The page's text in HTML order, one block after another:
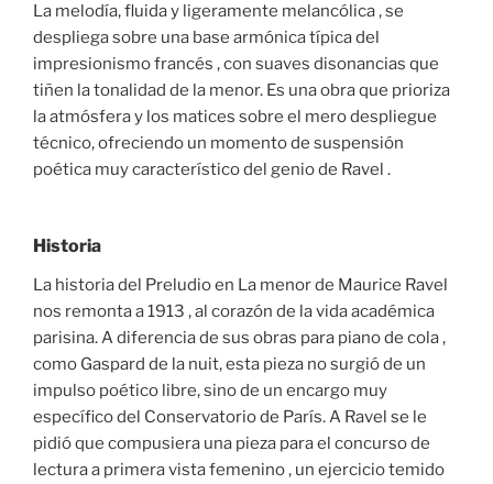
La melodía, fluida y ligeramente melancólica , se
despliega sobre una base armónica típica del
impresionismo francés , con suaves disonancias que
tiñen la tonalidad de la menor. Es una obra que prioriza
la atmósfera y los matices sobre el mero despliegue
técnico, ofreciendo un momento de suspensión
poética muy característico del genio de Ravel .
Historia
La historia del Preludio en La menor de Maurice Ravel
nos remonta a 1913 , al corazón de la vida académica
parisina. A diferencia de sus obras para piano de cola ,
como Gaspard de la nuit, esta pieza no surgió de un
impulso poético libre, sino de un encargo muy
específico del Conservatorio de París. A Ravel se le
pidió que compusiera una pieza para el concurso de
lectura a primera vista femenino , un ejercicio temido